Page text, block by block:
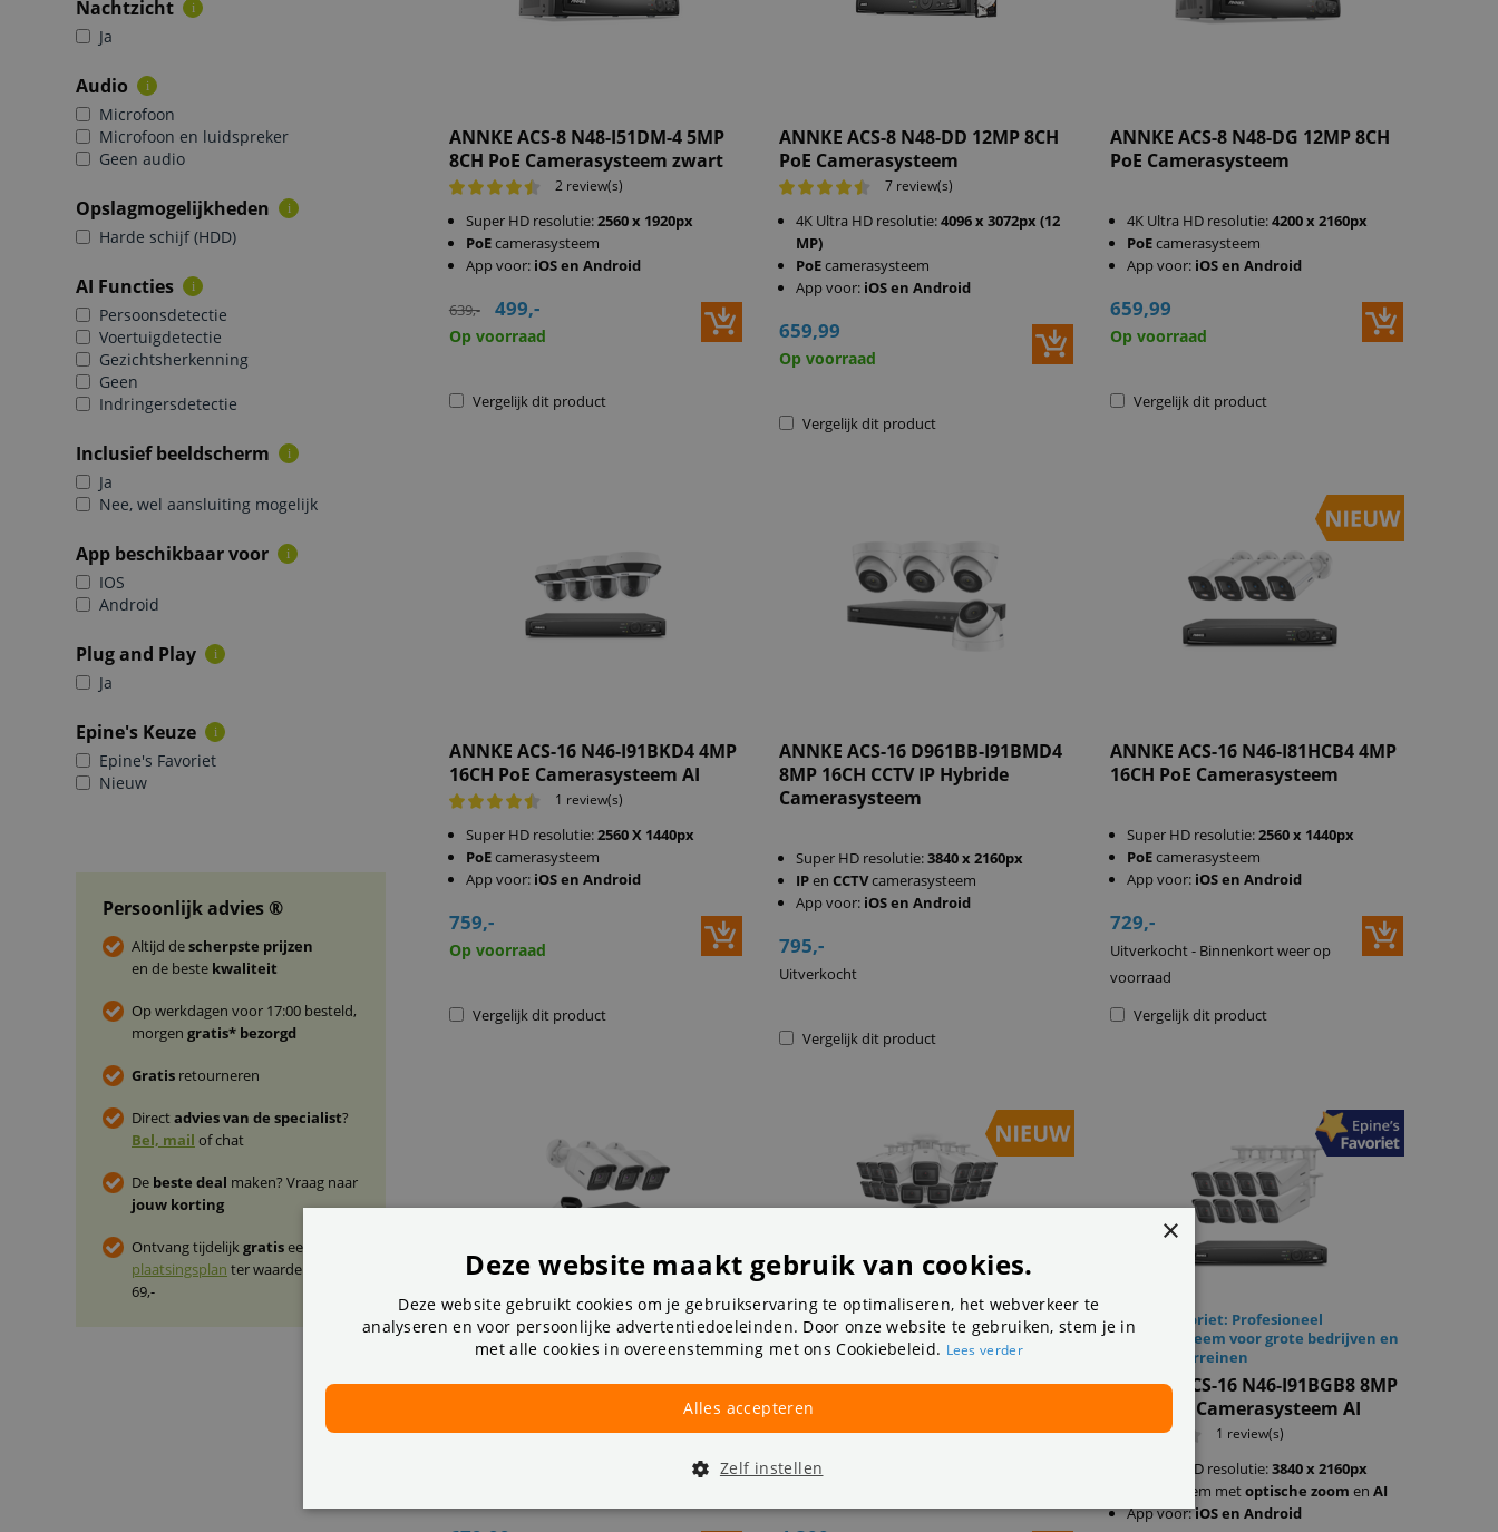
Nachtzicht i
Ja
Audio i
Microfoon
Microfoon en luidspreker
Geen audio
Opslagmogelijkheden i
Harde schijf (HDD)
AI Functies i
Persoonsdetectie
Voertuigdetectie
Gezichtsherkenning
Geen
Indringersdetectie
Inclusief beeldscherm i
Ja
Nee, wel aansluiting mogelijk
App beschikbaar voor i
IOS
Android
Plug and Play i
Ja
Epine's Keuze i
Epine's Favoriet
Nieuw
Persoonlijk advies ®
Altijd descherpste prijzen
en de beste kwaliteit
Op werkdagen voor 17:00 besteld,
morgen gratis* bezorgd
Gratis retourneren
Directadvies van de specialist?
Bel, mail of chat
De beste deal maken? Vraag naar
jouw korting
Ontvang tijdelijkgratiseen
plaatsingsplan ter waarde van €
69,-
ANNKE ACS-8 N48-I51DM-4 5MP
8CH PoE Camerasysteem zwart
2 review(s)
Super HD resolutie:2560 x 1920px
PoEcamerasysteem
App voor: iOS en Android
639,- 499,-
Op voorraad
Vergelijk dit product
ANNKE ACS-8 N48-DD 12MP 8CH
PoE Camerasysteem
7 review(s)
4K Ultra HD resolutie:4096 x 3072px (12
MP)
PoEcamerasysteem
App voor: iOS en Android
659,99
Op voorraad
Vergelijk dit product
ANNKE ACS-8 N48-DG 12MP 8CH
PoE Camerasysteem
4K Ultra HD resolutie:4200 x 2160px
PoEcamerasysteem
App voor: iOS en Android
659,99
Op voorraad
Vergelijk dit product
ANNKE ACS-16 N46-I91BKD4 4MP
16CH PoE Camerasysteem AI
1 review(s)
Super HD resolutie:2560 X 1440px
PoEcamerasysteem
App voor: iOS en Android
759,-
Op voorraad
Vergelijk dit product
ANNKE ACS-16 D961BB-I91BMD4
8MP 16CH CCTV IP Hybride
Camerasysteem
Super HD resolutie:3840 x 2160px
IPenCCTVcamerasysteem
App voor: iOS en Android
795,-
Uitverkocht
Vergelijk dit product
ANNKE ACS-16 N46-I81HCB4 4MP
16CH PoE Camerasysteem
Super HD resolutie:2560 x 1440px
PoEcamerasysteem
App voor: iOS en Android
729,-
Uitverkocht - Binnenkort weer op
voorraad
Vergelijk dit product
PoE Camerasysteem
8MP 16CH PoE Camerasysteem AI
PoEsysteem met
Epine's Favoriet: Profesioneel
camerasysteem voor grote bedrijven en
industrieterreinen
ANNKE ACS-16 N46-I91BGB8 8MP
16CH PoE Camerasysteem AI
1 review(s)
4K Ultra HD resolutie:3840 x 2160px
systeem metoptische zoom en AI
App voor:iOS en Android
×
Deze website maakt gebruik van cookies.
Deze website gebruikt cookies om je gebruikservaring te optimaliseren, het webverkeer te
analyseren en voor persoonlijke advertentiedoeleinden. Door onze website te gebruiken, stem je in
met alle cookies in overeenstemming met ons Cookiebeleid. Lees verder
Alles accepteren
Zelf instellen